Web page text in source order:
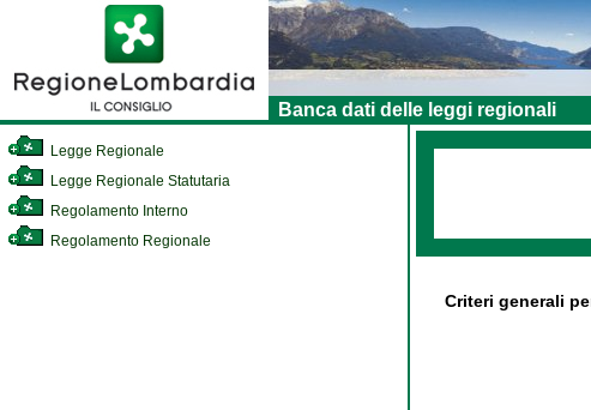
Banca dati delle leggi regionali
Legge Regionale
Legge Regionale Statutaria
Regolamento Interno
Regolamento Regionale
Criteri generali